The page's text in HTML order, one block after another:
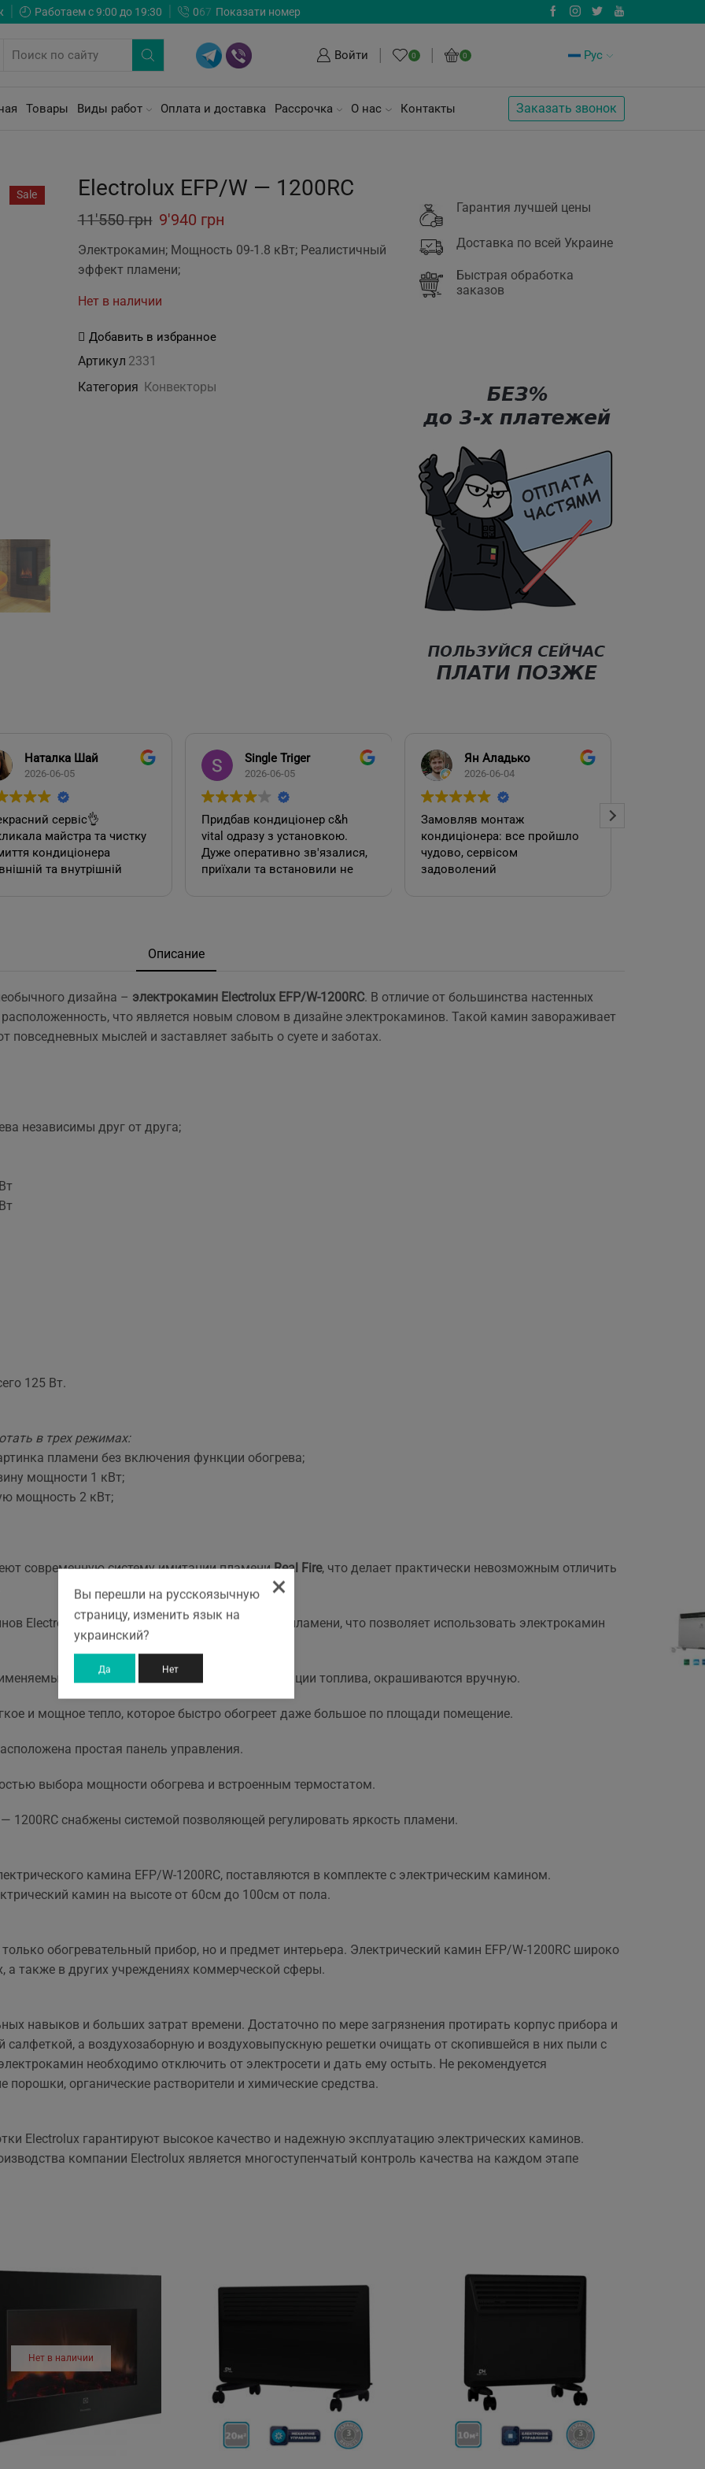
Работаем с 9:00 до 19:30 067 Показати номер
Войти 0 0 Рус
Товары Виды работ Оплата и доставка Рассрочка О нас Контакты Заказать звонок
Sale Electrolux EFP/W — 1200RC
11'550грн Original
price
was:
9'940 грн
price
Электрокамин; Мощность 09-1.8 кВт; Реалистичный
эффект пламени;
Нет в наличии
Добавить в избранное
Артикул 2331
Категория Конвекторы
Гарантия лучшей цены
Доставка по всей Украине
Быстрая обработка
заказов
Наталка Шай
2026-06-05
сервіс👌
майстра та чистку
кондиціонера
та внутрішній
їх, так і
їх
Single Triger
2026-06-05
Придбав кондиціонер c&h
vital одразу з установкою.
Дуже оперативно зв'язалися,
приїхали та встановили не
пропозиція, акційної
установки за умови
саме в цьому магазині. Але
ж по факту стандартна
установка в стандартній
Ян Аладько
2026-06-04
Замовляв монтаж
кондиціонера: все пройшло
чудово, сервісом
задоволений
Описание
дизайна – электрокамин Electrolux EFP/W-1200RC. В отличие от большинства настенных
что является новым словом в дизайне электрокаминов. Такой камин завораживает
повседневных мыслей и заставляет забыть о суете и заботах.
независимы друг от друга;
125 Вт.
в трех режимах:
пламени без включения функции обогрева;
мощности 1 кВт;
мощность 2 кВт;
современную систему имитации пламениReal Fire, что делает практически невозможным отличить
Electrolux независима от системы имитации пламени, что позволяет использовать электрокамин
в каминах Electrolux в качестве имитации топлива, окрашиваются вручную.
и мощное тепло, которое быстро обогреет даже большое по площади помещение.
простая панель управления.
выбора мощности обогрева и встроенным термостатом.
1200RC снабжены системой позволяющей регулировать яркость пламени.
камина EFP/W-1200RC, поставляются в комплекте с электрическим камином.
камин на высоте от 60см до 100см от пола.
обогревательный прибор, но и предмет интерьера. Электрический камин EFP/W-1200RC широко
также в других учреждениях коммерческой сферы.
навыков и больших затрат времени. Достаточно по мере загрязнения протирать корпус прибора и
салфеткой, а воздухозаборную и воздуховыпускную решетки очищать от скопившейся в них пыли с
необходимо отключить от электросети и дать ему остыть. Не рекомендуется
органические растворители и химические средства.
Electrolux гарантируют высокое качество и надежную эксплуатацию электрических каминов.
компании Electrolux является многоступенчатый контроль качества на каждом этапе
Нет в наличии
×
Вы перешли на русскоязычную
страницу, изменить язык на
украинский?
Да Нет